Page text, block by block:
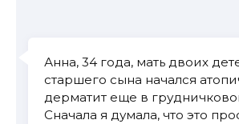
Анна, 34 года, мать двоих
старшего сына начался
дерматит еще в
Сначала я думала, что это